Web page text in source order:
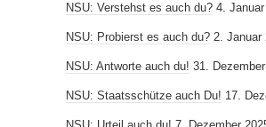
NSU: Verstehst es auch du? 4.
NSU: Probierst es auch du? 2. Januar
NSU: Antworte auch du! 31.
NSU: Staatsschütze auch Du! 17.